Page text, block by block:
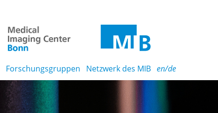
Forschungsgruppen Netzwerk des MIB en/de